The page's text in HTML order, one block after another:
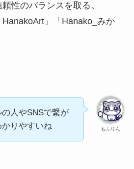
性のバランスを取る。
HanakoArt」「Hanako_みか
もふりん
人やSNSで繋が
りやすいね